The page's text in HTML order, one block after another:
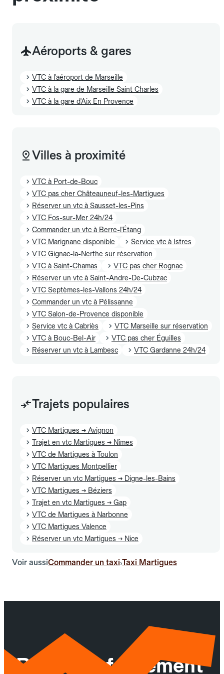
Aéroports & gares
VTC à l'aéroport de Marseille
VTC à la gare de Marseille Saint Charles
VTC à la gare d'Aix En Provence
Villes à proximité
VTC à Port-de-Bouc
VTC pas cher Châteauneuf-les-Martigues
Réserver un vtc à Sausset-les-Pins
VTC Fos-sur-Mer 24h/24
Commander un vtc à Berre-l'Étang
VTC Marignane disponible
Service vtc à Istres
VTC Gignac-la-Nerthe sur réservation
VTC à Saint-Chamas
VTC pas cher Rognac
Réserver un vtc à Saint-Andre-De-Cubzac
VTC Septèmes-les-Vallons 24h/24
Commander un vtc à Pélissanne
VTC Salon-de-Provence disponible
Service vtc à Cabriès
VTC Marseille sur réservation
VTC à Bouc-Bel-Air
VTC pas cher Éguilles
Réserver un vtc à Lambesc
VTC Gardanne 24h/24
Trajets populaires
VTC Martigues → Avignon
Trajet en vtc Martigues → Nîmes
VTC de Martigues à Toulon
VTC Martigues Montpellier
Réserver un vtc Martigues → Digne-les-Bains
VTC Martigues → Béziers
Trajet en vtc Martigues → Gap
VTC de Martigues à Narbonne
VTC Martigues Valence
Réserver un vtc Martigues → Nice
Voir aussiCommander un taxi›Taxi Martigues
Réservez facilement